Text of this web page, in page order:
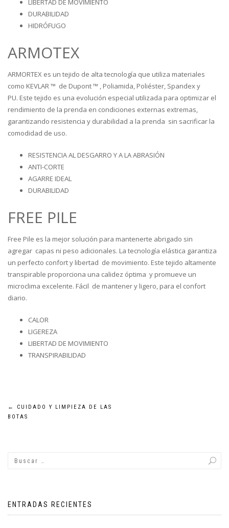
LIBERTAD DE MOVIMIENTO
DURABILIDAD
HIDRÓFUGO
ARMOTEX
ARMORTEX es un tejido de alta tecnología que utiliza materiales
como KEVLAR ™ de Dupont ™ , Poliamida, Poliéster, Spandex y
PU. Este tejido es una evolución especial utilizada para optimizar el
rendimiento de la prenda en condiciones externas extremas,
garantizando resistencia y durabilidad a la prenda sin sacrificar la
comodidad de uso.
RESISTENCIA AL DESGARRO Y A LA ABRASIÓN
ANTI-CORTE
AGARRE IDEAL
DURABILIDAD
FREE PILE
Free Pile es la mejor solución para mantenerte abrigado sin
agregar capas ni peso adicionales. La tecnología elástica garantiza
un perfecto confort y libertad de movimiento. Este tejido altamente
transpirable proporciona una calidez óptima y promueve un
microclima excelente. Fácil de mantener y ligero, para el confort
diario.
CALOR
LIGEREZA
LIBERTAD DE MOVIMIENTO
TRANSPIRABILIDAD
Navegación
entradas
←
CUIDADO Y LIMPIEZA DE LAS
BOTAS
ENTRADAS RECIENTES